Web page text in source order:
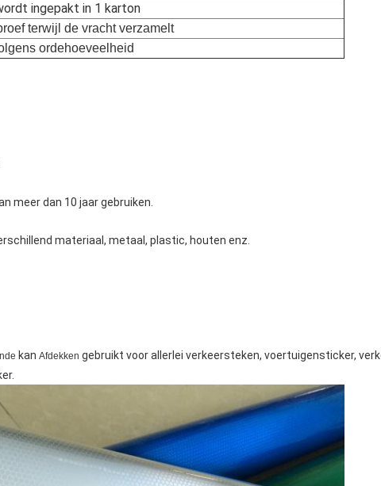
ingepakt in 1 karton
terwijl de vracht verzamelt
ordehoeveelheid
meer dan 10 jaar gebruiken.
materiaal, metaal, plastic, houten enz.
kan Afdekken gebruikt voor allerlei verkeersteken, voertuigensticker,